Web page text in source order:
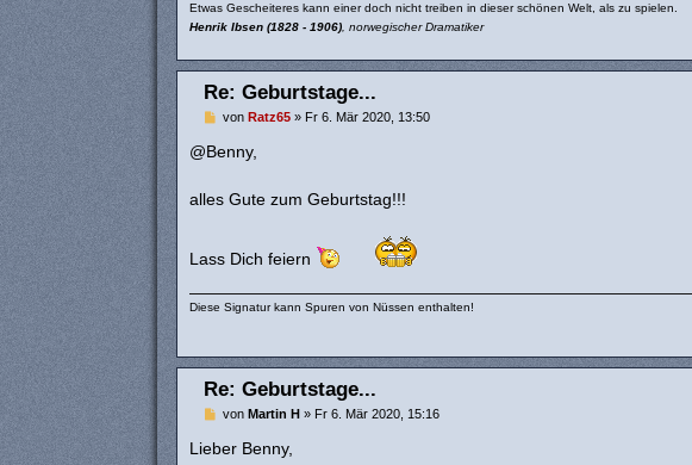
Etwas Gescheiteres kann einer doch nicht treiben in dieser schönen Welt, als zu spielen.
Henrik Ibsen (1828 - 1906), norwegischer Dramatiker
Re: Geburtstage...
B
i
t
g
von Ratz65» Fr 6. Mär 2020, 13:50
@Benny,
alles Gute zum Geburtstag!!!
Lass Dich feiern
Diese Signatur kann Spuren von Nüssen enthalten!
Re: Geburtstage...
B
i
t
von Martin H» Fr 6. Mär 2020, 15:16
Lieber Benny,